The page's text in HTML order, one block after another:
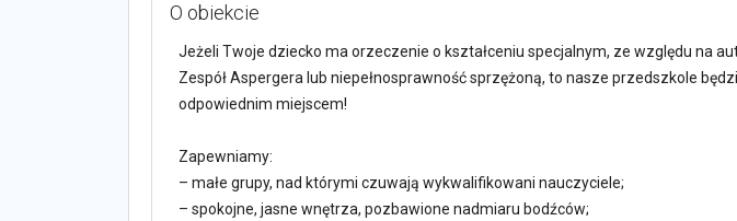
O obiekcie
Jeżeli Twoje dziecko ma orzeczenie o kształceniu specjalnym, ze względu na
Zespół Aspergera lub niepełnosprawność sprzężoną, to nasze przedszkole
odpowiednim miejscem!
Zapewniamy:
– małe grupy, nad którymi czuwają wykwalifikowani nauczyciele;
– spokojne, jasne wnętrza, pozbawione nadmiaru bodźców;